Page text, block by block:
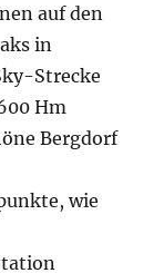
auf den
in
Strecke
Hm
Bergdorf
wie